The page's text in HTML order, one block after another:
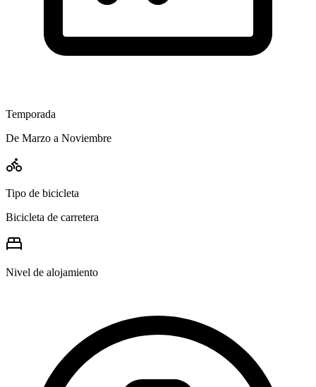
Temporada
De Marzo a Noviembre
Tipo de bicicleta
Bicicleta de carretera
Nivel de alojamiento